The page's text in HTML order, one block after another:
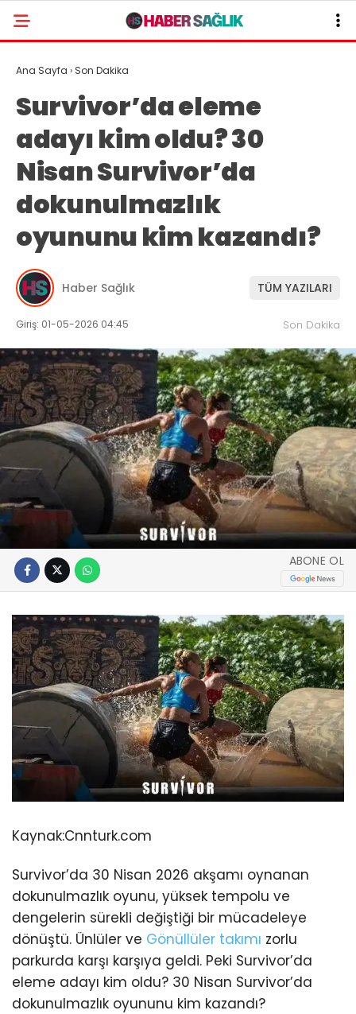
Ana Sayfa › Son Dakika
Survivor’da eleme
adayı kim oldu? 30
Nisan Survivor’da
dokunulmazlık
oyununu kim kazandı?
Haber Sağlık TÜM YAZILARI
Giriş: 01-05-2026 04:45 Son Dakika
ABONE OL
Kaynak:Cnnturk.com
Survivor’da 30 Nisan 2026 akşamı oynanan
dokunulmazlık oyunu, yüksek tempolu ve
dengelerin sürekli değiştiği bir mücadeleye
dönüştü. Ünlüler ve Gönüllüler takımı zorlu
parkurda karşı karşıya geldi. Peki Survivor’da
eleme adayı kim oldu? 30 Nisan Survivor’da
dokunulmazlık oyununu kim kazandı?